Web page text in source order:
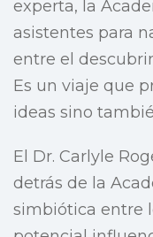
experta, la
asistentes para
entre el
Es un viaje que
ideas sino
El Dr. Carlyle
detrás de la
simbiótica entre